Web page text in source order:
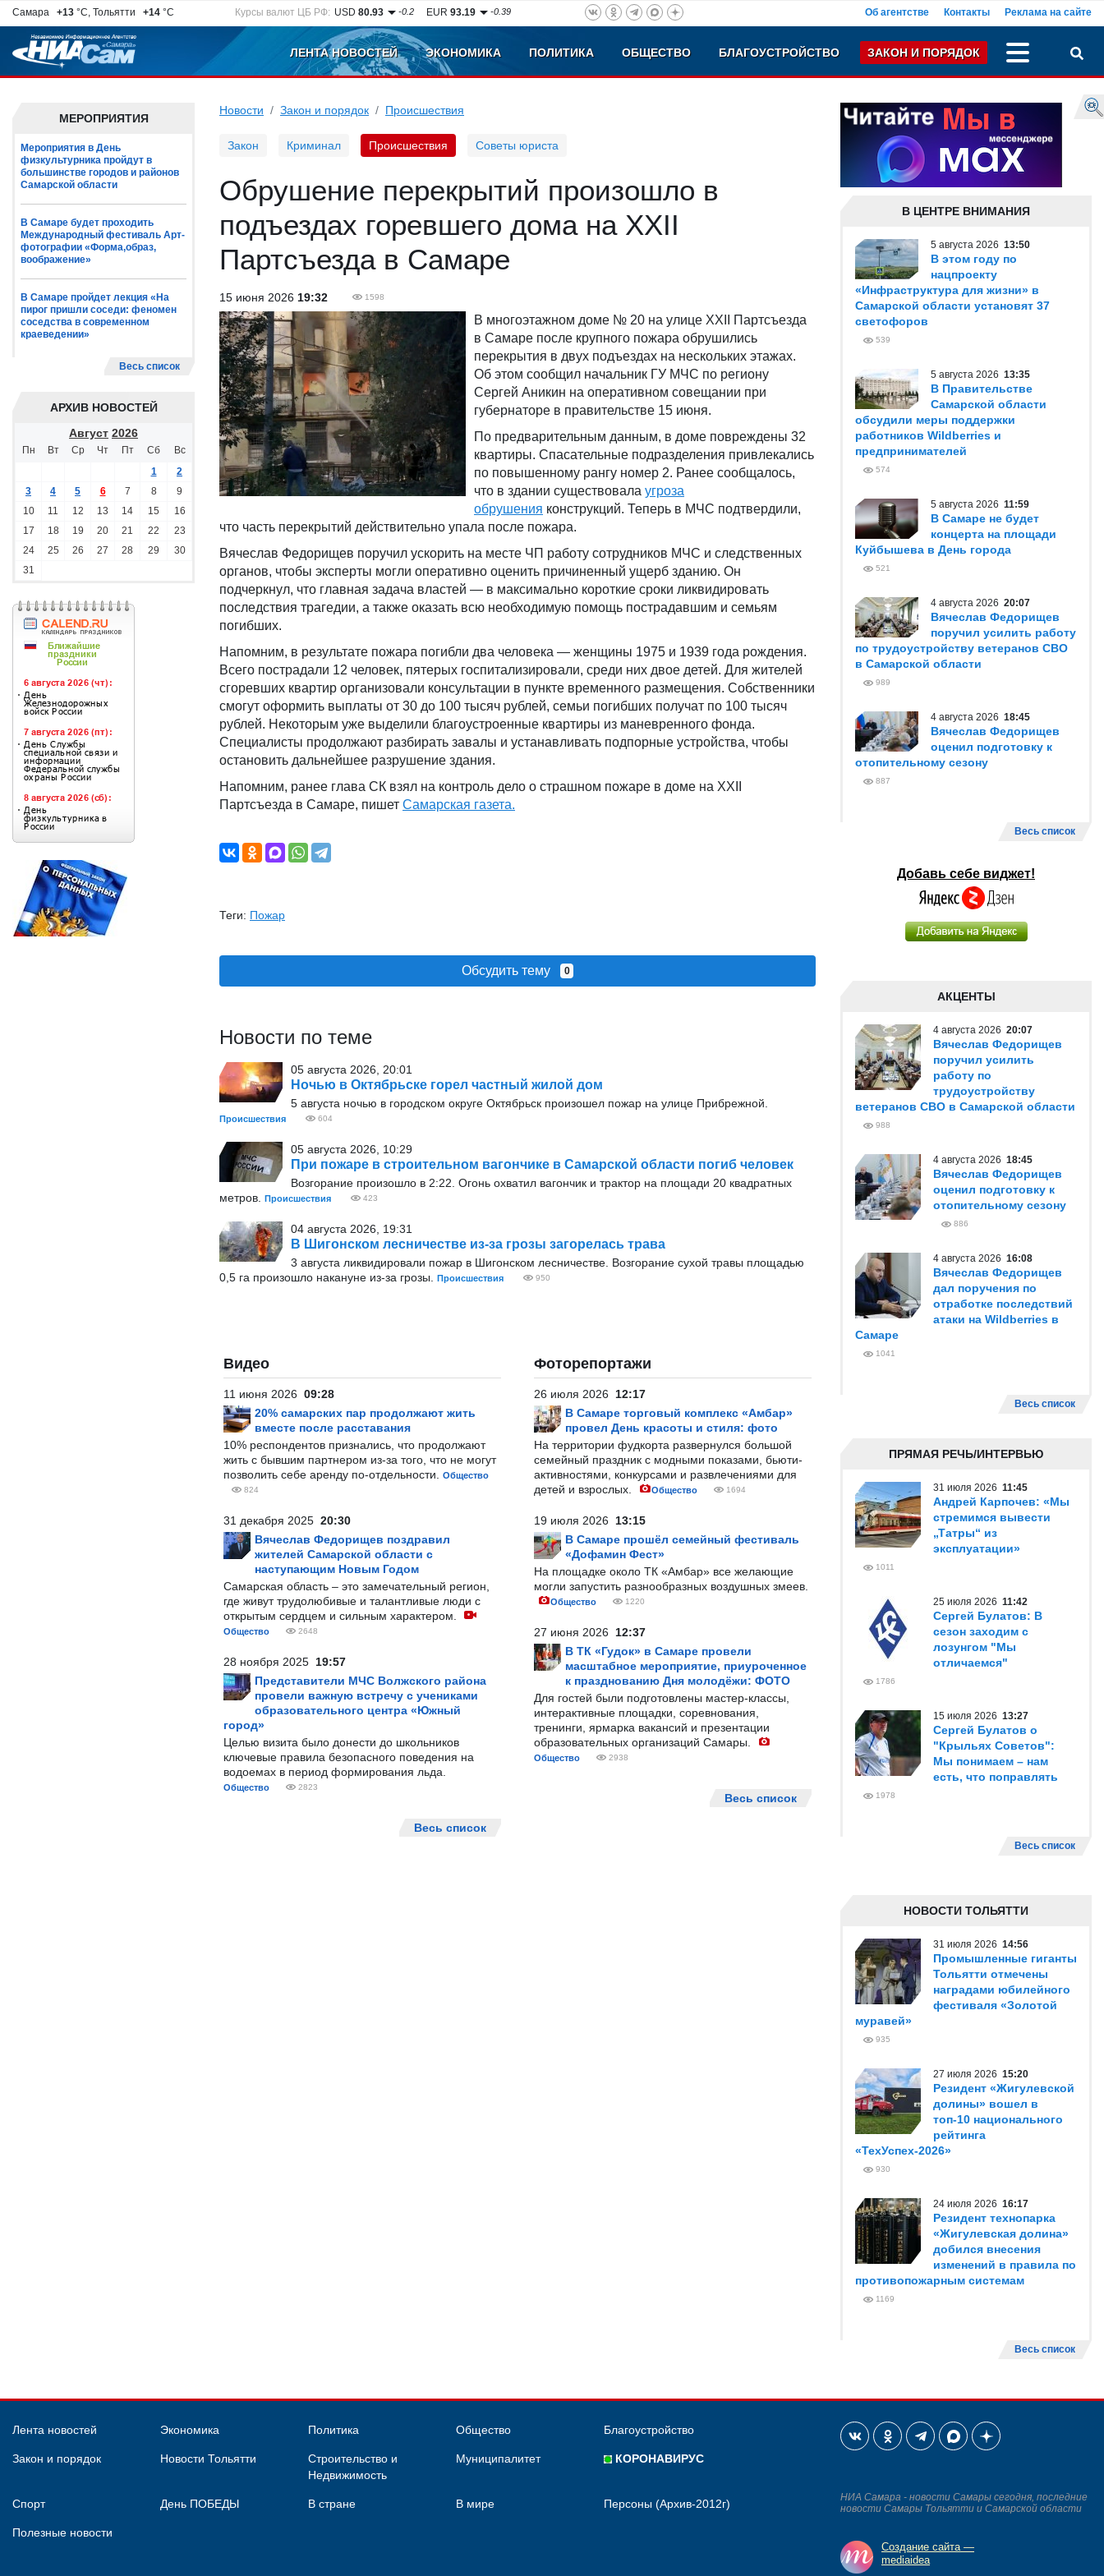
Самара +13 °C, Тольятти +14 °C Курсы валют ЦБ РФ: USD80.93 -0.2 EUR93.19 -0.39 Об агентстве Контакты Реклама на сайте
ЛЕНТА НОВОСТЕЙ ЭКОНОМИКА ПОЛИТИКА ОБЩЕСТВО БЛАГОУСТРОЙСТВО ЗАКОН И ПОРЯДОК
МЕРОПРИЯТИЯ
Мероприятия в День
физкультурника пройдут в
большинстве городов и районов
Самарской области
В Самаре будет проходить
Международный фестиваль Арт-
фотографии «Форма,образ,
воображение»
В Самаре пройдет лекция «На
пирог пришли соседи: феномен
соседства в современном
краеведении»
Весь список
АРХИВ НОВОСТЕЙ
Август 2026
Пн Вт Ср Чт Пт Сб
Вс
1
2
3
4 5 6 7 8
9
10
11 12 13 14 15
16
17
18 19 20 21 22
23
24
25 26 27 28 29
30
31
Новости Закон и порядок Происшествия
Закон Криминал Происшествия Советы юриста
Обрушение перекрытий произошло в
подъездах горевшего дома на XXII
Партсъезда в Самаре
15 июня 2026 19:32 1598
В многоэтажном доме № 20 на улице XXII Партсъезда
в Самаре после крупного пожара обрушились
перекрытия в двух подъездах на нескольких этажах.
Об этом сообщил начальник ГУ МЧС по региону
Сергей Аникин на оперативном совещании при
губернаторе в правительстве 15 июня.
По предварительным данным, в доме повреждены 32
квартиры. Спасательные подразделения привлекались
по повышенному рангу номер 2. Ранее сообщалось,
что в здании существовала угроза
обрушения конструкций. Теперь в МЧС подтвердили,
что часть перекрытий действительно упала после пожара.
Вячеслав Федорищев поручил ускорить на месте ЧП работу сотрудников МЧС и следственных
органов, чтобы эксперты могли оперативно оценить причиненный ущерб зданию. Он
подчеркнул, что главная задача властей — в максимально короткие сроки ликвидировать
последствия трагедии, а также оказать всю необходимую помощь пострадавшим и семьям
погибших.
Напомним, в результате пожара погибли два человека — женщины 1975 и 1939 года рождения.
Всего пострадали 12 человек, пятерых госпитализировали, среди них двое детей. Для жителей
сгоревших квартир организовали консультации в пункте временного размещения. Собственники
смогут оформить выплаты от 30 до 100 тысяч рублей, семьи погибших получат по 100 тысяч
рублей. Некоторым уже выделили благоустроенные квартиры из маневренного фонда.
Специалисты продолжают разбирать завалы и устанавливать подпорные устройства, чтобы
остановить дальнейшее разрушение здания.
Напомним, ранее глава СК взял на контроль дело о страшном пожаре в доме на XXII
Партсъезда в Самаре, пишет Самарская газета.
Теги: Пожар
Обсудить тему 0
Новости по теме
05 августа 2026, 20:01
Ночью в Октябрьске горел частный жилой дом
5 августа ночью в городском округе Октябрьск произошел пожар на улице Прибрежной.
Происшествия 604
05 августа 2026, 10:29
При пожаре в строительном вагончике в Самарской области погиб человек
Возгорание произошло в 2:22. Огонь охватил вагончик и трактор на площади 20 квадратных
метров.
Происшествия 423
04 августа 2026, 19:31
В Шигонском лесничестве из-за грозы загорелась трава
3 августа ликвидировали пожар в Шигонском лесничестве. Возгорание сухой травы площадью
0,5 га произошло накануне из-за грозы.
Происшествия 950
Видео
11 июня 2026 09:28
20% самарских пар продолжают жить
вместе после расставания
10% респондентов признались, что продолжают
жить с бывшим партнером из-за того, что не могут
позволить себе аренду по-отдельности.
Общество
824
31 декабря 2025 20:30
Вячеслав Федорищев поздравил
жителей Самарской области с
наступающим Новым Годом
Самарская область – это замечательный регион,
где живут трудолюбивые и талантливые люди с
открытым сердцем и сильным характером.
Общество 2648
28 ноября 2025 19:57
Представители МЧС Волжского района
провели важную встречу с учениками
образовательного центра «Южный
город»
Целью визита было донести до школьников
ключевые правила безопасного поведения на
водоемах в период формирования льда.
Общество 2823
Весь список
Фоторепортажи
26 июля 2026 12:17
В Самаре торговый комплекс «Амбар»
провел День красоты и стиля: фото
На территории фудкорта развернулся большой
семейный праздник с модными показами, бьюти-
активностями, конкурсами и развлечениями для
детей и взрослых.
Общество 1694
19 июля 2026 13:15
В Самаре прошёл семейный фестиваль
«Дофамин Фест»
На площадке около ТК «Амбар» все желающие
могли запустить разнообразных воздушных змеев.
Общество 1220
27 июня 2026 12:37
В ТК «Гудок» в Самаре провели
масштабное мероприятие, приуроченное
к празднованию Дня молодёжи: ФОТО
Для гостей были подготовлены мастер-классы,
интерактивные площадки, соревнования,
тренинги, ярмарка вакансий и презентации
образовательных организаций Самары.
Общество 2938
Весь список
В ЦЕНТРЕ ВНИМАНИЯ
5 августа 2026 13:50
В этом году по
нацпроекту
«Инфраструктура для жизни» в
Самарской области установят 37
светофоров
539
5 августа 2026 13:35
В Правительстве
Самарской области
обсудили меры поддержки
работников Wildberries и
предпринимателей
574
5 августа 2026 11:59
В Самаре не будет
концерта на площади
Куйбышева в День города
521
4 августа 2026 20:07
Вячеслав Федорищев
поручил усилить работу
по трудоустройству ветеранов СВО
в Самарской области
989
4 августа 2026 18:45
Вячеслав Федорищев
оценил подготовку к
отопительному сезону
887
Весь список
Добавь себе виджет!
АКЦЕНТЫ
4 августа 2026 20:07
Вячеслав Федорищев
поручил усилить
работу по
трудоустройству
ветеранов СВО в Самарской области
988
4 августа 2026 18:45
Вячеслав Федорищев
оценил подготовку к
отопительному сезону
886
4 августа 2026 16:08
Вячеслав Федорищев
дал поручения по
отработке последствий
атаки на Wildberries в
Самаре
1041
Весь список
ПРЯМАЯ РЕЧЬ/ИНТЕРВЬЮ
31 июля 2026 11:45
Андрей Карпочев: «Мы
стремимся вывести
„Татры“ из
эксплуатации»
1011
25 июля 2026 11:42
Сергей Булатов: В
сезон заходим с
лозунгом "Мы
отличаемся"
1786
15 июля 2026 13:27
Сергей Булатов о
"Крыльях Советов":
Мы понимаем – нам
есть, что поправлять
1978
Весь список
НОВОСТИ ТОЛЬЯТТИ
31 июля 2026 14:56
Промышленные гиганты
Тольятти отмечены
наградами юбилейного
фестиваля «Золотой
муравей»
935
27 июля 2026 15:20
Резидент «Жигулевской
долины» вошел в
топ-10 национального
рейтинга
«ТехУспех-2026»
930
24 июля 2026 16:17
Резидент технопарка
«Жигулевская долина»
добился внесения
изменений в правила по
противопожарным системам
1169
Весь список
Лента новостей Экономика Политика Общество Благоустройство
Закон и порядок Новости Тольятти
Строительство и
Недвижимость
Муниципалитет КОРОНАВИРУС
Спорт День ПОБЕДЫ В стране В мире Персоны (Архив-2012г)
Полезные новости
НИА Самара - новости Самары сегодня, последние
новости Самары Тольятти и Самарской области
Создание сайта —
mediaidea